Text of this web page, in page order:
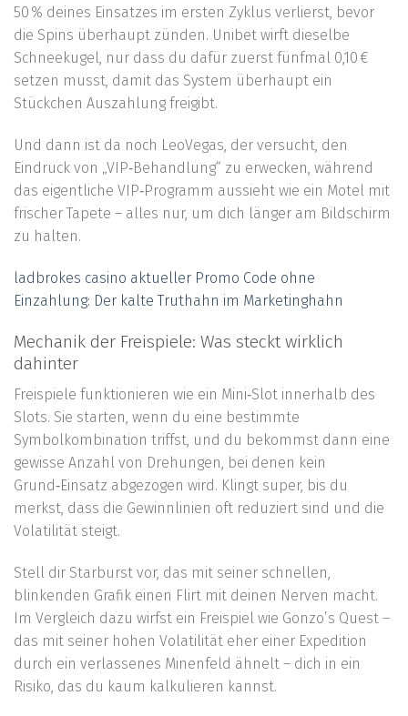
50 % deines Einsatzes im ersten Zyklus verlierst, bevor
die Spins überhaupt zünden. Unibet wirft dieselbe
Schneekugel, nur dass du dafür zuerst fünfmal 0,10 €
setzen musst, damit das System überhaupt ein
Stückchen Auszahlung freigibt.
Und dann ist da noch LeoVegas, der versucht, den
Eindruck von „VIP‑Behandlung“ zu erwecken, während
das eigentliche VIP‑Programm aussieht wie ein Motel mit
frischer Tapete – alles nur, um dich länger am Bildschirm
zu halten.
ladbrokes casino aktueller Promo Code ohne
Einzahlung: Der kalte Truthahn im Marketinghahn
Mechanik der Freispiele: Was steckt wirklich
dahinter
Freispiele funktionieren wie ein Mini‑Slot innerhalb des
Slots. Sie starten, wenn du eine bestimmte
Symbolkombination triffst, und du bekommst dann eine
gewisse Anzahl von Drehungen, bei denen kein
Grund‑Einsatz abgezogen wird. Klingt super, bis du
merkst, dass die Gewinnlinien oft reduziert sind und die
Volatilität steigt.
Stell dir Starburst vor, das mit seiner schnellen,
blinkenden Grafik einen Flirt mit deinen Nerven macht.
Im Vergleich dazu wirfst ein Freispiel wie Gonzo’s Quest –
das mit seiner hohen Volatilität eher einer Expedition
durch ein verlassenes Minenfeld ähnelt – dich in ein
Risiko, das du kaum kalkulieren kannst.